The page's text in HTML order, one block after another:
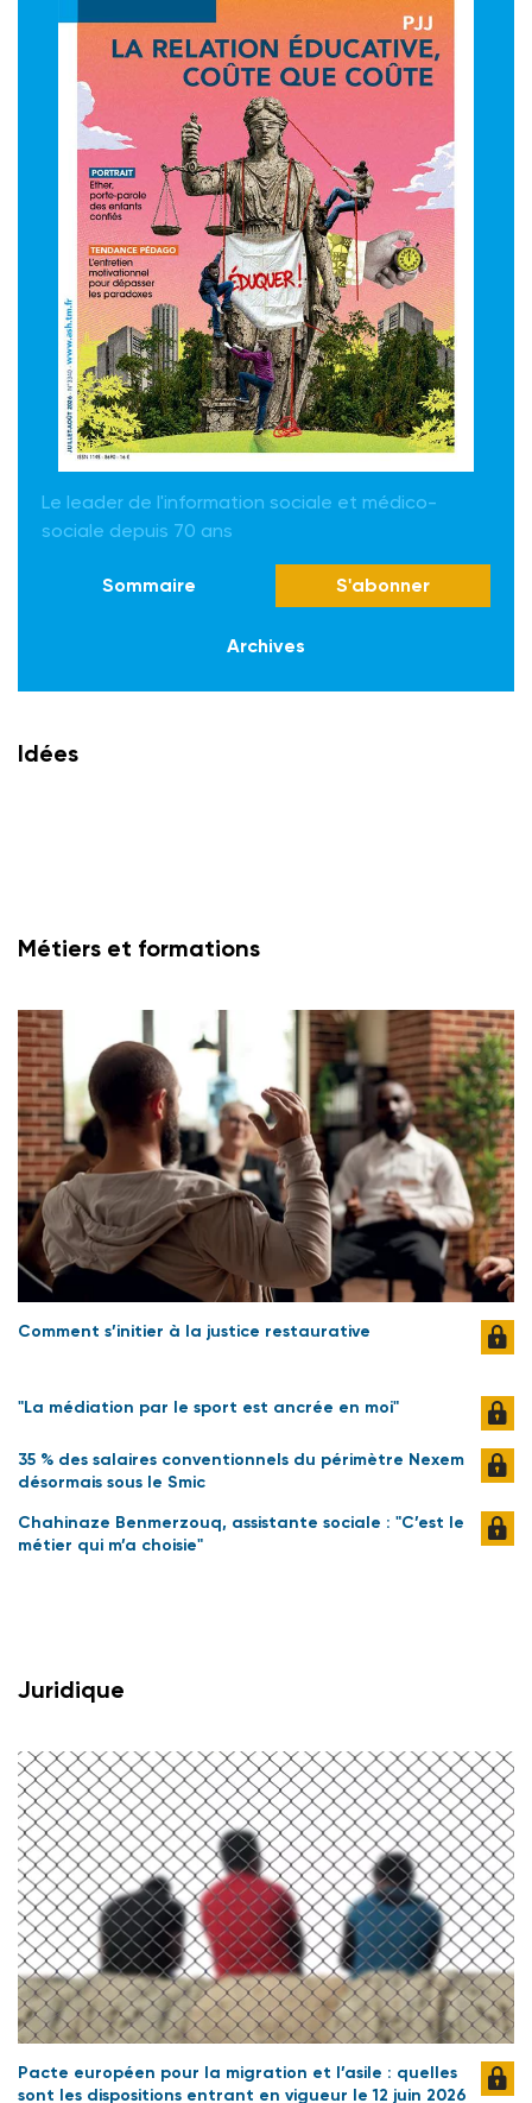
Le leader de l'information sociale et médico-
sociale depuis 70 ans
Sommaire S'abonner
Archives
Idées
Métiers et formations
Comment s’initier à la justice restaurative
"La médiation par le sport est ancrée en moi"
35 % des salaires conventionnels du périmètre Nexem
désormais sous le Smic
Chahinaze Benmerzouq, assistante sociale : "C’est le
métier qui m’a choisie"
Juridique
Pacte européen pour la migration et l’asile : quelles
sont les dispositions entrant en vigueur le 12 juin 2026